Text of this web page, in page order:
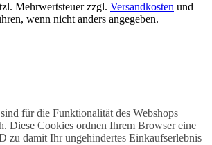
Mehrwertsteuer zzgl. Versandkosten und
wenn nicht anders angegeben.
für die Funktionalität des Webshops
Diese Cookies ordnen Ihrem Browser eine
zu damit Ihr ungehindertes Einkaufserlebnis